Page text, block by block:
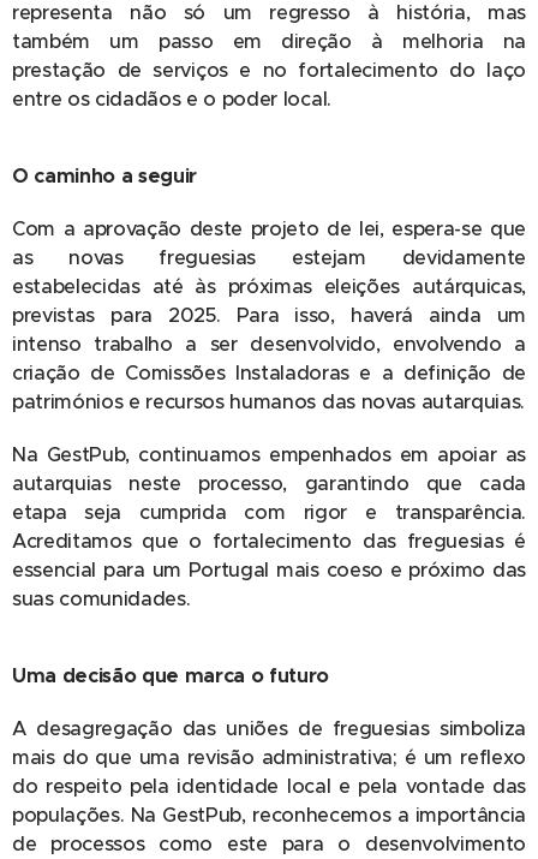
representa não só um regresso à história, mas
também um passo em direção à melhoria na
prestação de serviços e no fortalecimento do laço
entre os cidadãos e o poder local.
O caminho a seguir
Com a aprovação deste projeto de lei, espera-se que
as novas freguesias estejam devidamente
estabelecidas até às próximas eleições autárquicas,
previstas para 2025. Para isso, haverá ainda um
intenso trabalho a ser desenvolvido, envolvendo a
criação de Comissões Instaladoras e a definição de
patrimónios e recursos humanos das novas autarquias.
Na GestPub, continuamos empenhados em apoiar as
autarquias neste processo, garantindo que cada
etapa seja cumprida com rigor e transparência.
Acreditamos que o fortalecimento das freguesias é
essencial para um Portugal mais coeso e próximo das
suas comunidades.
Uma decisão que marca o futuro
A desagregação das uniões de freguesias simboliza
mais do que uma revisão administrativa; é um reflexo
do respeito pela identidade local e pela vontade das
populações. Na GestPub, reconhecemos a importância
de processos como este para o desenvolvimento